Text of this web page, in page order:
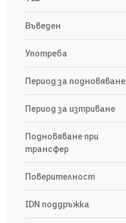
Въведен
Употреба
Период за подновяване
Период за изтриване
Подновяване при
трансфер
Поверителност
IDN поддръжка